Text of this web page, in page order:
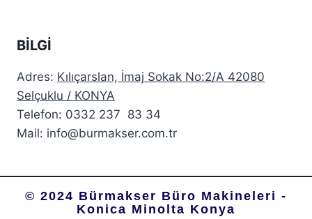
BİLGİ
Adres: Kılıçarslan, İmaj Sokak No:2/A 42080
Selçuklu / KONYA
Telefon: 0332 237 83 34
Mail: info@burmakser.com.tr
© 2024 Bürmakser Büro Makineleri -
Konica Minolta Konya